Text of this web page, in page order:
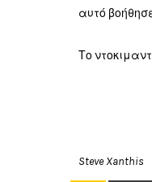
αυτό
Το
Steve Xanthis